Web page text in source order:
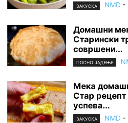
ЗАКУСКА NMD -
Домашни
Старински
совршени...
ПОСНО ЈАДЕЊЕ
Мека
Стар
успева...
ЗАКУСКА NMD -